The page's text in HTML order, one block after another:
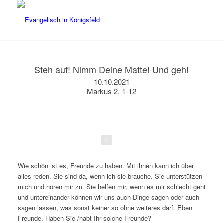
Steh auf! Nimm Deine Matte! Und geh!
10.10.2021
Markus 2, 1-12
Wie schön ist es, Freunde zu haben. Mit ihnen kann ich über
alles reden. Sie sind da, wenn ich sie brauche. Sie unterstützen
mich und hören mir zu. Sie helfen mir, wenn es mir schlecht geht
und untereinander können wir uns auch Dinge sagen oder auch
sagen lassen, was sonst keiner so ohne weiteres darf. Eben
Freunde. Haben Sie /habt Ihr solche Freunde?